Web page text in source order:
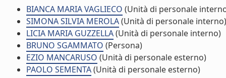
BIANCA MARIA VAGLIECO (Unità di personale
SIMONA SILVIA MEROLA(Unità di personale interno)
LICIA MARIA GUZZELLA(Unità di personale interno)
BRUNO SGAMMATO (Persona)
EZIO MANCARUSO (Unità di personale esterno)
PAOLO SEMENTA(Unità di personale esterno)